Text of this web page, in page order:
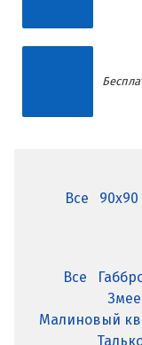
Все
Все
Малиновый